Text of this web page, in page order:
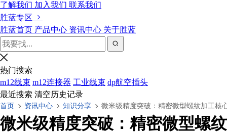
了解我们 加入我们 联系我们
胜蓝专区
胜蓝首页 产品中心 资讯中心 关于胜蓝
热门搜索
m12线束 m12连接器 工业线束 dp航空插头
最近搜索 清空历史记录
首页 资讯中心 知识分享 微米级精度突破：精密微型螺纹加工核
微米级精度突破：精密微型螺